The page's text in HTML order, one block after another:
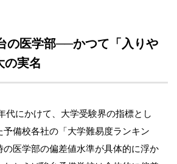
の医学部──かつて「入りや
の実名
代にかけて、大学受験界の指標とし
備校各社の「大学難易度ランキン
の医学部の偏差値水準が具体的に浮か